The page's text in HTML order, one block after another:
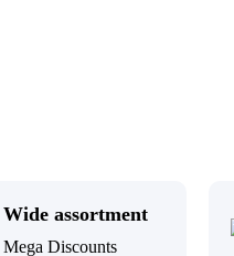
Wide assortment
Mega Discounts